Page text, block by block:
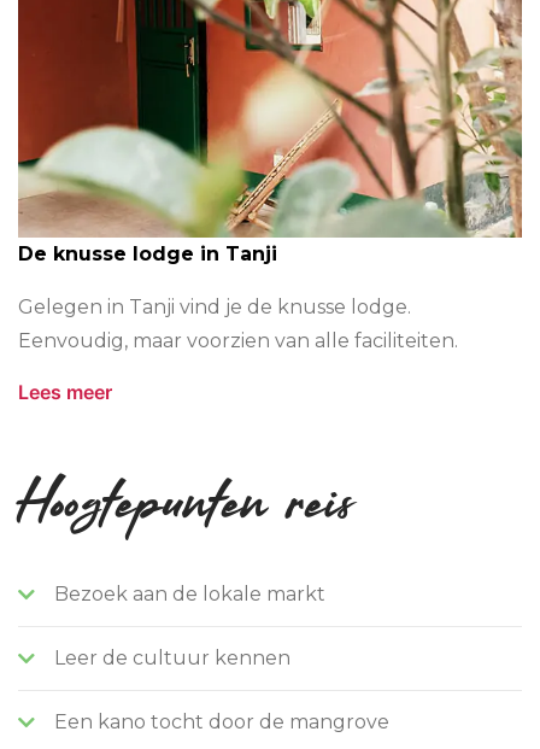
Travel2learn
accommodatie
Over
Gambia
Projecten
Over
vragen
Reiservaringen
Podcasts
Aanmelden
Contact
De knusse lodge in Tanji
Gelegen in Tanji vind je de knusse lodge.
Eenvoudig, maar voorzien van alle faciliteiten.
Lees meer
Hoogtepunten reis
Bezoek aan de lokale markt
Leer de cultuur kennen
Een kano tocht door de mangrove